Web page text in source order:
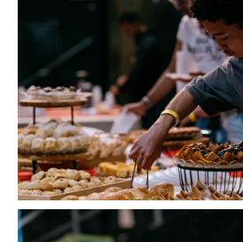
Image